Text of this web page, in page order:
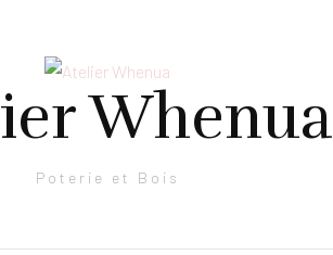
Whenua
Poterie et Bois